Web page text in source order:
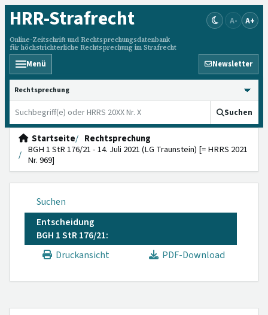
HRR-Strafrecht
Online-Zeitschrift und Rechtsprechungsdatenbank
für höchstrichterliche Rechtsprechung im Strafrecht
A- A+
Menü Newsletter
HRRS durchsuchen
Suchen
Startseite
Rechtsprechung
BGH 1 StR 176/21 - 14. Juli 2021 (LG Traunstein) [= HRRS 2021
Nr. 969]
Suchen
Entscheidung
BGH 1 StR 176/21:
Druckansicht
PDF-Download